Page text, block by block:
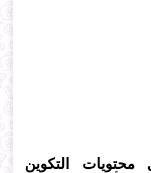
محتويات التكوين